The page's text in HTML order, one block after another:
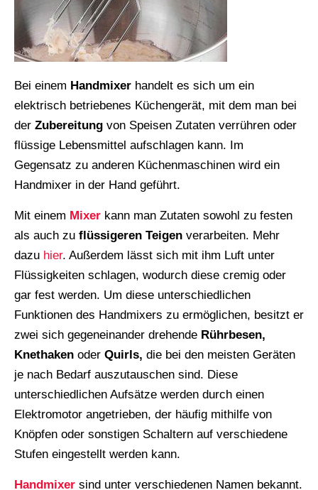
Bei einem Handmixer handelt es sich um ein
elektrisch betriebenes Küchengerät, mit dem man bei
der Zubereitung von Speisen Zutaten verrühren oder
flüssige Lebensmittel aufschlagen kann. Im
Gegensatz zu anderen Küchenmaschinen wird ein
Handmixer in der Hand geführt.
Mit einem Mixer kann man Zutaten sowohl zu festen
als auch zu flüssigeren Teigen verarbeiten. Mehr
dazu hier. Außerdem lässt sich mit ihm Luft unter
Flüssigkeiten schlagen, wodurch diese cremig oder
gar fest werden. Um diese unterschiedlichen
Funktionen des Handmixers zu ermöglichen, besitzt er
zwei sich gegeneinander drehende Rührbesen,
Knethaken oder Quirls, die bei den meisten Geräten
je nach Bedarf auszutauschen sind. Diese
unterschiedlichen Aufsätze werden durch einen
Elektromotor angetrieben, der häufig mithilfe von
Knöpfen oder sonstigen Schaltern auf verschiedene
Stufen eingestellt werden kann.
Handmixer sind unter verschiedenen Namen bekannt.